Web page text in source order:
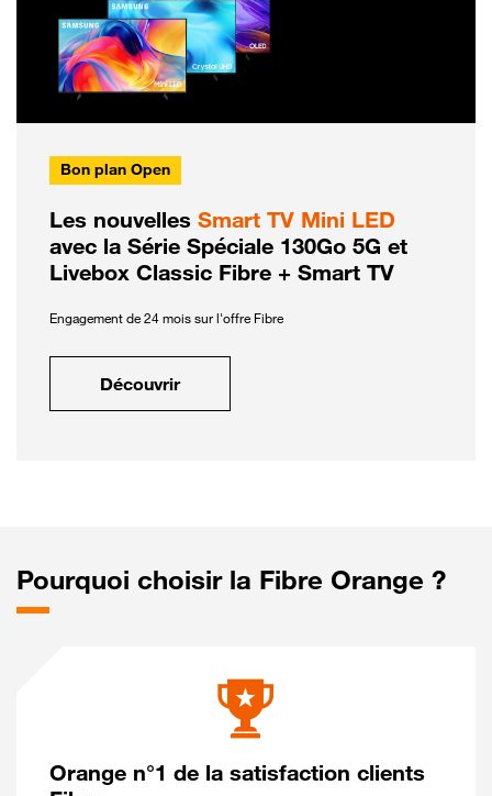
Bon plan Open
Les nouvelles Smart TV Mini LED
avec la Série Spéciale 130Go 5G et
Livebox Classic Fibre + Smart TV
Engagement de 24 mois sur l'offre Fibre
Découvrir
Pourquoi choisir la Fibre Orange ?
Orange n°1 de la satisfaction clients